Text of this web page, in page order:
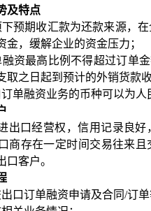
及特点
预期收汇款为还款来源，
金，缓解企业的资金压力；
资最高比例不得超过订单
取之日起到预计的外销货款
单融资业务的币种可以为人
出口经营权，信用记录良
商存在一定时间交易往来
口客户。
口订单融资申请及合同/订单